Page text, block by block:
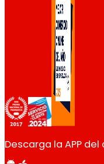
Descarga la APP del